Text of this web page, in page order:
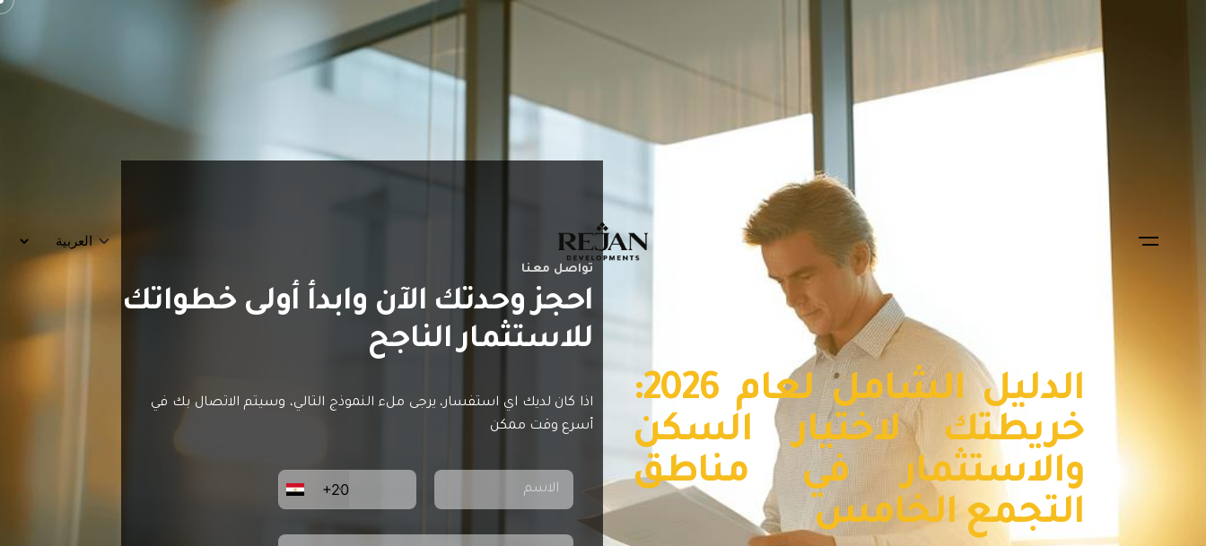
الدليل الشامل لعام 2026:
خريطتك لاختيار السكن
والاستثمار في مناطق
التجمع الخامس
تواصل معنا
احجز وحدتك الآن وابدأ أولى خطواتك
للاستثمار الناجح
اذا كان لديك اي استفسار، يرجى ملء النموذج التالي، وسيتم الاتصال بك في
أسرع وقت ممكن
+20